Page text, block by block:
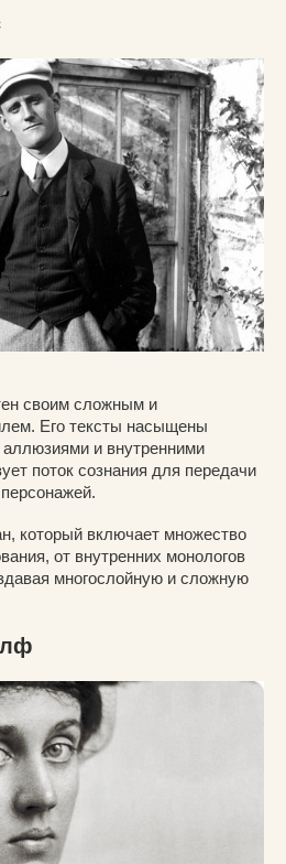
своим сложным и
Его тексты насыщены
и внутренними
поток сознания для передачи
который включает множество
от внутренних монологов
многослойную и сложную